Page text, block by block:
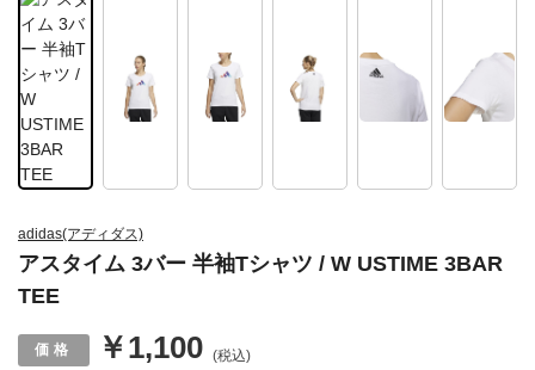
adidas(アディダス)
アスタイム 3バー 半袖Tシャツ / W USTIME 3BAR
TEE
￥1,100 (税込)